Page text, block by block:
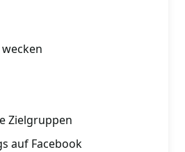
Zielgruppen
auf Facebook